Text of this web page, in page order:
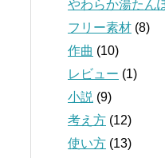
やわらか湯たん
フリー素材 (8)
作曲 (10)
レビュー (1)
小説 (9)
考え方 (12)
使い方 (13)